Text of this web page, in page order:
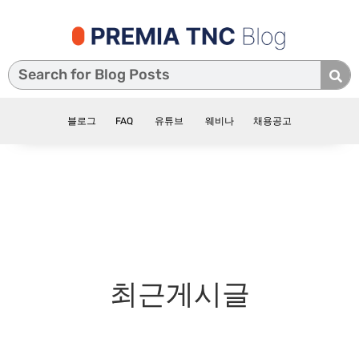
블로그 FAQ 유튜브 웨비나 채용공고
최근게시글